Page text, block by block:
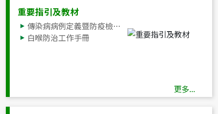
重要指引及教材
傳染病病例定義暨防疫檢體採檢送驗事項
白喉防治工作手冊
更多...